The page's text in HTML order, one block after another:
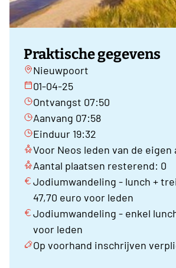
Praktische gegevens
Nieuwpoort
01-04-25
Ontvangst 07:50
Aanvang 07:58
Einduur 19:32
Voor Neos leden van de eigen
Aantal plaatsen resterend: 0
Jodiumwandeling - lunch +
47,70 euro voor leden
Jodiumwandeling - enkel
voor leden
Op voorhand inschrijven